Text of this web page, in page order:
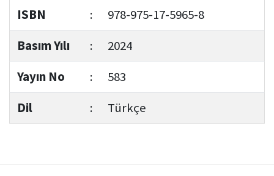
ISBN
:
978-975-17-5965-8
Basım Yılı
:
2024
Yayın No
:
583
Dil
: Türkçe